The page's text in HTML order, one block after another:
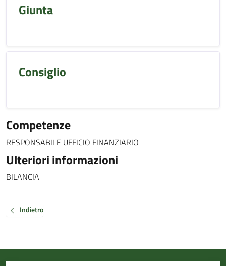
Giunta
Consiglio
Competenze
RESPONSABILE UFFICIO FINANZIARIO
Ulteriori informazioni
BILANCIA
Indietro